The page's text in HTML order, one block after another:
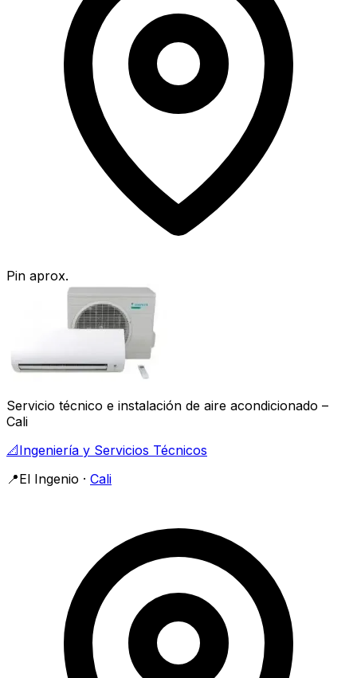
Pin aprox.
Servicio técnico e instalación de aire acondicionado –
Cali
📐Ingeniería y Servicios Técnicos
📍El Ingenio · Cali